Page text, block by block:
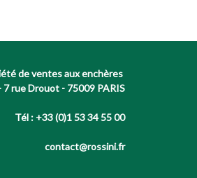
de ventes aux enchères
7 rue Drouot - 75009 PARIS
Tél : +33 (0)1 53 34 55 00
contact@rossini.fr